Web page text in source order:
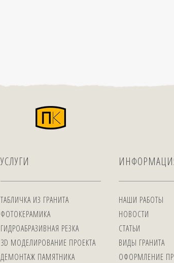
УСЛУГИ
ТАБЛИЧКА ИЗ ГРАНИТА
ФОТОКЕРАМИКА
ГИДРОАБРАЗИВНАЯ РЕЗКА
3D МОДЕЛИРОВАНИЕ ПРОЕКТА
ДЕМОНТАЖ ПАМЯТНИКА
НАШИ РАБОТЫ
НОВОСТИ
СТАТЬИ
ВИДЫ ГРАНИТА
ОФОРМЛЕНИЕ